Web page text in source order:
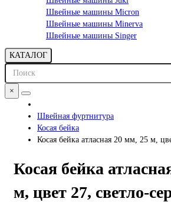
Швейные машины Micron
Швейные машины Minerva
Швейные машины Singer
КАТАЛОГ
×
Швейная фуртнитура
Косая бейка
Косая бейка атласная 20 мм, 25 м,
Косая бейка
м, цвет 27, светло-